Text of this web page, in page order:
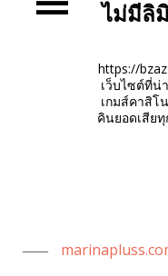
ไม่มีลิ
https://
เว็บไซต์ที่
เกมส์คาสิโ
คินยอดเสีย